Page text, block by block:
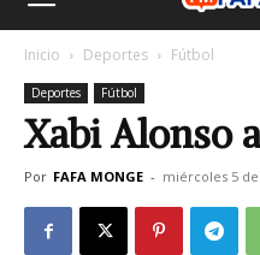
Inicio Deportes Fútbol
Deportes Fútbol
Xabi Alonso
Por FAFA MONGE - miércoles 5 de